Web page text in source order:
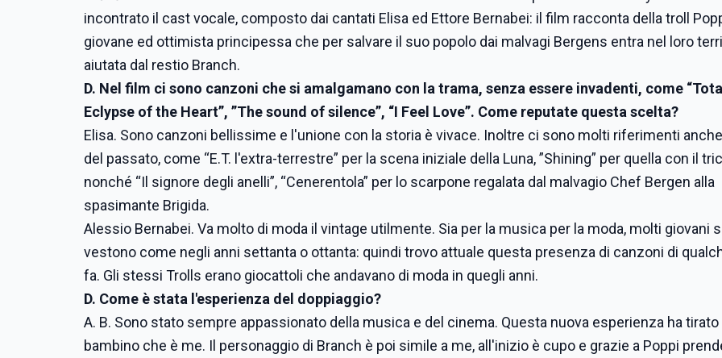
incontrato il cast vocale, composto dai cantati Elisa ed Ettore Bernabei: il film racconta della troll
giovane ed ottimista principessa che per salvare il suo popolo dai malvagi Bergens entra nel loro
aiutata dal restio Branch.
D. Nel film ci sono canzoni che si amalgamano con la trama, senza essere invadenti, come
Eclypse of the Heart”, ”The sound of silence”, “I Feel Love”. Come reputate questa scelta?
Elisa. Sono canzoni bellissime e l'unione con la storia è vivace. Inoltre ci sono molti riferimenti
del passato, come “E.T. l'extra-terrestre” per la scena iniziale della Luna, ”Shining” per quella con il
nonché “Il signore degli anelli”, “Cenerentola” per lo scarpone regalata dal malvagio Chef Bergen alla
spasimante Brigida.
Alessio Bernabei. Va molto di moda il vintage utilmente. Sia per la musica per la moda, molti giovani
vestono come negli anni settanta o ottanta: quindi trovo attuale questa presenza di canzoni di
fa. Gli stessi Trolls erano giocattoli che andavano di moda in quegli anni.
D. Come è stata l'esperienza del doppiaggio?
A. B. Sono stato sempre appassionato della musica e del cinema. Questa nuova esperienza ha
bambino che è me. Il personaggio di Branch è poi simile a me, all'inizio è cupo e grazie a Poppi